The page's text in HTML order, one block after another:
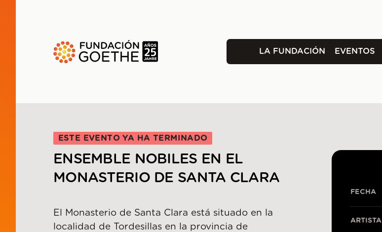
LA FUNDACIÓN EVENTOS
ESTE EVENTO YA HA TERMINADO
ENSEMBLE NOBILES EN EL
MONASTERIO DE SANTA CLARA
El Monasterio de Santa Clara está situado en la
localidad de Tordesillas en la provincia de
FECHA
ARTISTA